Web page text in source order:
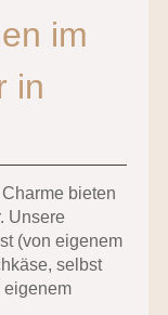
im
in
bieten
Unsere
(von eigenem
selbst
eigenem